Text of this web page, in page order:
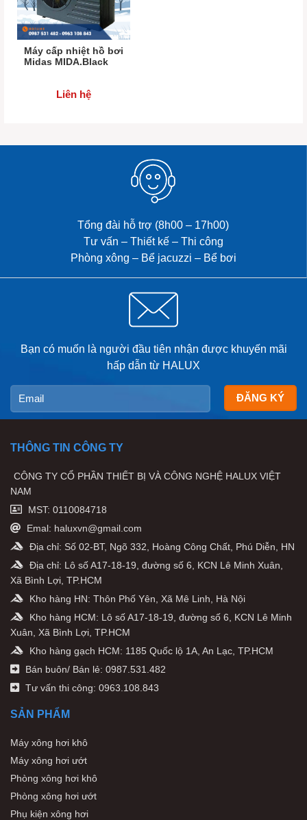
Máy cấp nhiệt hồ bơi
Midas MIDA.Black
Liên hệ
Tổng đài hỗ trợ (8h00 – 17h00)
Tư vấn – Thiết kế – Thi công
Phòng xông – Bể jacuzzi – Bể bơi
Bạn có muốn là người đầu tiên nhận được khuyến mãi
hấp dẫn từ HALUX
THÔNG TIN CÔNG TY
CÔNG TY CỔ PHẦN THIẾT BỊ VÀ CÔNG NGHỆ HALUX VIỆT
NAM
MST: 0110084718
Emal: haluxvn@gmail.com
Địa chỉ: Số 02-BT, Ngõ 332, Hoàng Công Chất, Phú Diễn, HN
Địa chỉ: Lô số A17-18-19, đường số 6, KCN Lê Minh Xuân,
Xã Bình Lợi, TP.HCM
Kho hàng HN: Thôn Phố Yên, Xã Mê Linh, Hà Nội
Kho hàng HCM: Lô số A17-18-19, đường số 6, KCN Lê Minh
Xuân, Xã Bình Lợi, TP.HCM
Kho hàng gạch HCM: 1185 Quốc lộ 1A, An Lạc, TP.HCM
Bán buôn/ Bán lẻ: 0987.531.482
Tư vấn thi công: 0963.108.843
SẢN PHẨM
Máy xông hơi khô
Máy xông hơi ướt
Phòng xông hơi khô
Phòng xông hơi ướt
Phụ kiện xông hơi